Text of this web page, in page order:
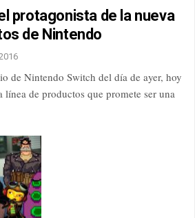
protagonista de la nueva
de Nintendo
de Nintendo Switch del día de ayer, hoy
línea de productos que promete ser una